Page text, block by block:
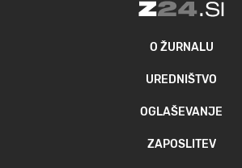
O ŽURNALU
UREDNIŠTVO
OGLAŠEVANJE
ZAPOSLITEV